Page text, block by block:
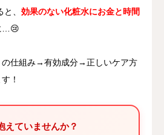
、 効果のない化粧水にお金と時間
…😢
の仕組み→有効成分→正しいケア方
！
えていませんか？